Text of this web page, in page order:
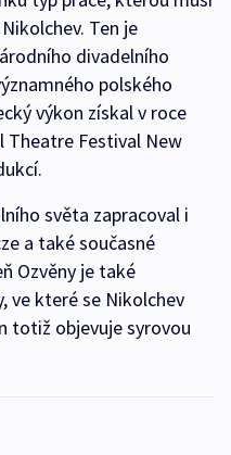
Ten je
divadelního
polského
výkon získal v roce
Theatre Festival New
světa zapracoval i
a také současné
Ozvěny je také
ve které se Nikolchev
totiž objevuje syrovou